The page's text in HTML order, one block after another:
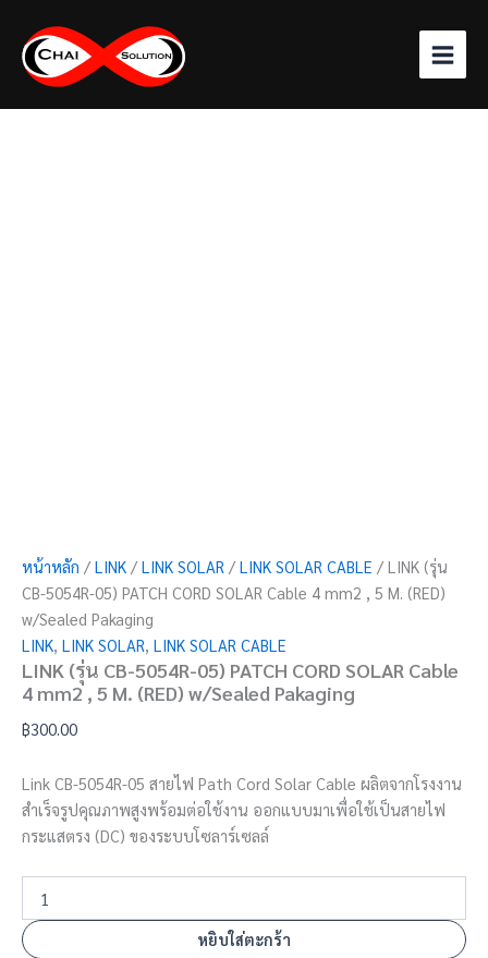
content
หน้าหลัก / LINK / LINK SOLAR / LINK SOLAR CABLE / LINK (รุ่น
CB-5054R-05) PATCH CORD SOLAR Cable 4 mm2 , 5 M. (RED)
w/Sealed Pakaging
LINK, LINK SOLAR, LINK SOLAR CABLE
LINK (รุ่น CB-5054R-05) PATCH CORD SOLAR Cable
4 mm2 , 5 M. (RED) w/Sealed Pakaging
฿300.00
Link CB-5054R-05 สายไฟ Path Cord Solar Cable ผลิตจากโรงงาน
สำเร็จรูปคุณภาพสูงพร้อมต่อใช้งาน ออกแบบมาเพื่อใช้เป็นสายไฟ
กระแสตรง (DC) ของระบบโซลาร์เซลล์
LINK
(รุ่น
CB-
หยิบใส่ตะกร้า